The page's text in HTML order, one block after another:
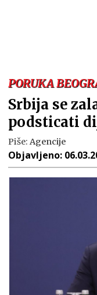
PORUKA
Srbija se
podsticati
Piše: Agencije
Objavljeno: